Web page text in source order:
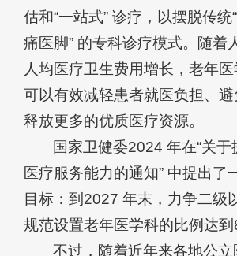
估和“一站式” 诊疗，以摆脱传统
痛医脚” 的专科诊疗模式。随着
人均医疗卫生费用增长，老年
可以有效减轻患者就医负担、
释放更多的优质医疗资源。
国家卫健委2024 年在“关
医疗服务能力的通知” 中提出了
目标：到2027 年末，力争二级
规范设置老年医学科的比例达到
不过，随着近年来各地公